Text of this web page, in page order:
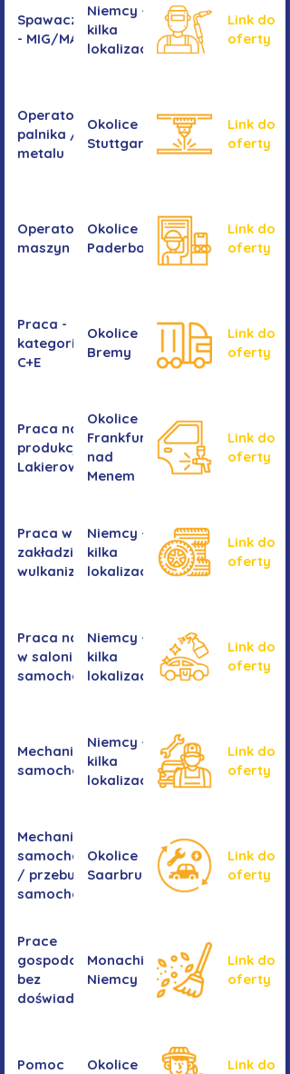
Spawacz/spawaczka
- MIG/MAG/TIG
Niemcy -
kilka
lokalizacji
Link do
oferty
Operator/operatorka
palnika / Cięcie
metalu
Okolice
Stuttgartu
Link do
oferty
Operator/operatorka
maszyn CNC
Okolice
Paderborn
Link do
oferty
Praca -
kategoria
C+E
Okolice
Bremy
Link do
oferty
Praca na
produkcji -
Lakierowanie
Okolice
Frankfurtu
nad
Menem
Link do
oferty
Praca w
zakładzie
wulkanizacyjnym
Niemcy -
kilka
lokalizacji
Link do
oferty
Praca na myjni
w salonie
samochodowym
Niemcy -
kilka
lokalizacji
Link do
oferty
Mechanika
samochodowa
Niemcy -
kilka
lokalizacji
Link do
oferty
Mechanika
samochodowa
/ przebudowa
samochodów
Okolice
Saarbrucken
Link do
oferty
Prace
gospodarcze -
bez
doświadczenia
Monachium,
Niemcy
Link do
oferty
Pomoc
Okolice
Link do